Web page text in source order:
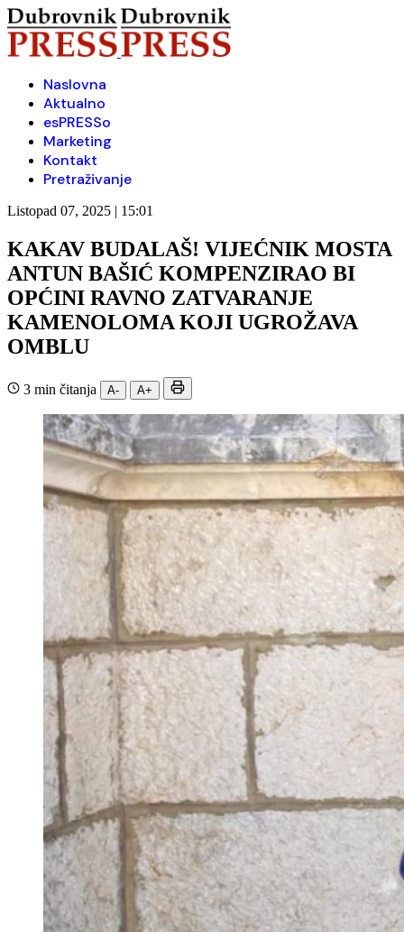
Naslovna
Aktualno
esPRESSo
Marketing
Kontakt
Pretraživanje
Listopad 07, 2025 | 15:01
KAKAV BUDALAŠ! VIJEĆNIK MOSTA
ANTUN BAŠIĆ KOMPENZIRAO BI
OPĆINI RAVNO ZATVARANJE
KAMENOLOMA KOJI UGROŽAVA
OMBLU
3 min čitanja A- A+